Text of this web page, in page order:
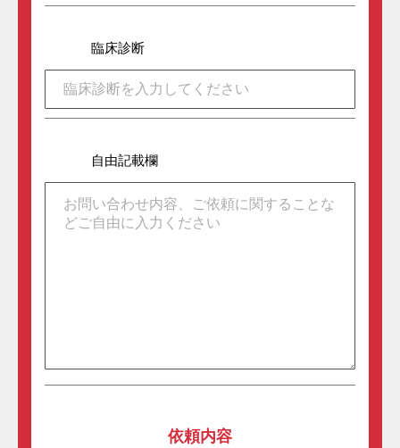
臨床診断
自由記載欄
依頼内容